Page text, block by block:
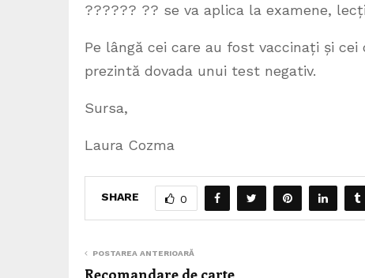
?????? ?? se va aplica la examene,
Pe lângă cei care au fost vaccinați și
prezintă dovada unui test negativ.
Sursa,
Laura Cozma
SHARE 0
POSTAREA ANTERIOARĂ
Recomandare de carte